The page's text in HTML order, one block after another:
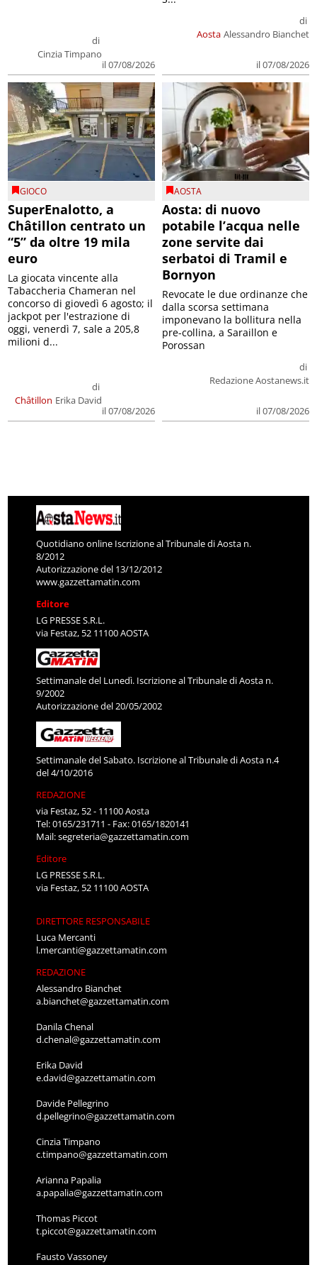
di
Cinzia Timpano
il 07/08/2026
Aosta
di
Alessandro Bianchet
il 07/08/2026
GIOCO
SuperEnalotto, a
Châtillon centrato un
“5” da oltre 19 mila
euro
Châtillon
di
Erika David
il 07/08/2026
La giocata vincente alla
Tabaccheria Chameran nel
concorso di giovedì 6 agosto; il
jackpot per l'estrazione di
oggi, venerdì 7, sale a 205,8
milioni d...
AOSTA
Aosta: di nuovo
potabile l’acqua nelle
zone servite dai
serbatoi di Tramil e
Bornyon
di
Redazione Aostanews.it
il 07/08/2026
Revocate le due ordinanze che
dalla scorsa settimana
imponevano la bollitura nella
pre-collina, a Saraillon e
Porossan
Quotidiano online Iscrizione al Tribunale di Aosta n.
8/2012
Autorizzazione del 13/12/2012
www.gazzettamatin.com
Editore
LG PRESSE S.R.L.
via Festaz, 52 11100 AOSTA
Settimanale del Lunedì. Iscrizione al Tribunale di Aosta n.
9/2002
Autorizzazione del 20/05/2002
Settimanale del Sabato. Iscrizione al Tribunale di Aosta n.4
del 4/10/2016
REDAZIONE
via Festaz, 52 - 11100 Aosta
Tel: 0165/231711 - Fax: 0165/1820141
Mail:segreteria@gazzettamatin.com
Editore
LG PRESSE S.R.L.
via Festaz, 52 11100 AOSTA
DIRETTORE RESPONSABILE
Luca Mercanti
l.mercanti@gazzettamatin.com
REDAZIONE
Alessandro Bianchet
a.bianchet@gazzettamatin.com
Danila Chenal
d.chenal@gazzettamatin.com
Erika David
e.david@gazzettamatin.com
Davide Pellegrino
d.pellegrino@gazzettamatin.com
Cinzia Timpano
c.timpano@gazzettamatin.com
Arianna Papalia
a.papalia@gazzettamatin.com
Thomas Piccot
t.piccot@gazzettamatin.com
Fausto Vassoney